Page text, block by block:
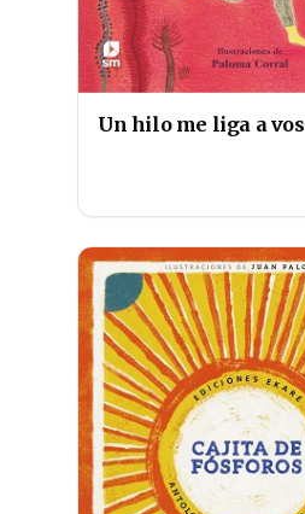
Un hilo me liga a vos